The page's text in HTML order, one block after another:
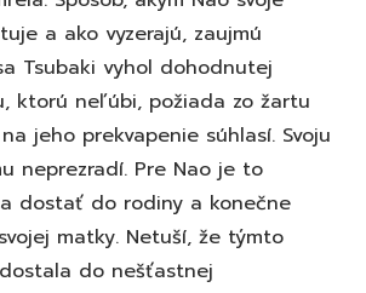
a ako vyzerajú, zaujmú
Tsubaki vyhol dohodnutej
ktorú neľúbi, požiada zo žartu
jeho prekvapenie súhlasí. Svoju
neprezradí. Pre Nao je to
dostať do rodiny a konečne
matky. Netuší, že týmto
do nešťastnej